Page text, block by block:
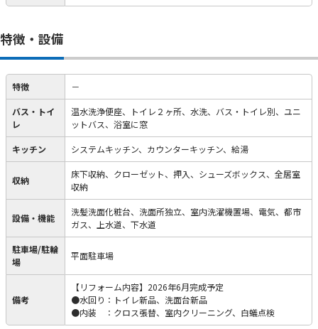
特徴・設備
特徴 －
バス・トイ
レ
温水洗浄便座、トイレ２ヶ所、水洗、バス・トイレ別、ユニ
ットバス、浴室に窓
キッチン システムキッチン、カウンターキッチン、給湯
収納
床下収納、クローゼット、押入、シューズボックス、全居室
収納
設備・機能
洗髪洗面化粧台、洗面所独立、室内洗濯機置場、電気、都市
ガス、上水道、下水道
駐車場/駐輪
場
平面駐車場
備考
【リフォーム内容】2026年6月完成予定
●水回り：トイレ新品、洗面台新品
●内装 ：クロス張替、室内クリーニング、白蟻点検